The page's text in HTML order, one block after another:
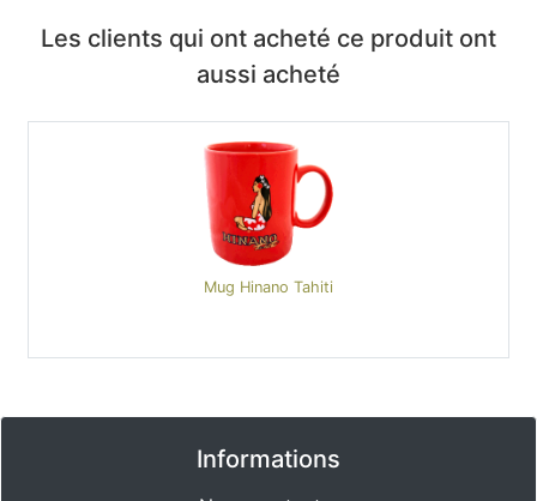
Les clients qui ont acheté ce produit ont
aussi acheté
Mug Hinano Tahiti
Informations